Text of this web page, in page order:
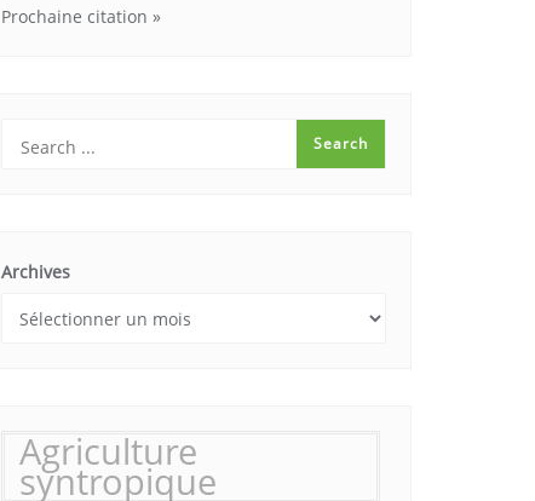
Prochaine citation »
Archives
Agriculture
syntropique